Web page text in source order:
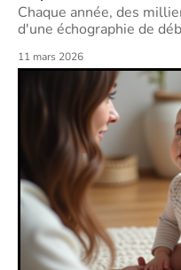
Chaque année, des
d'une échographie de
11 mars 2026